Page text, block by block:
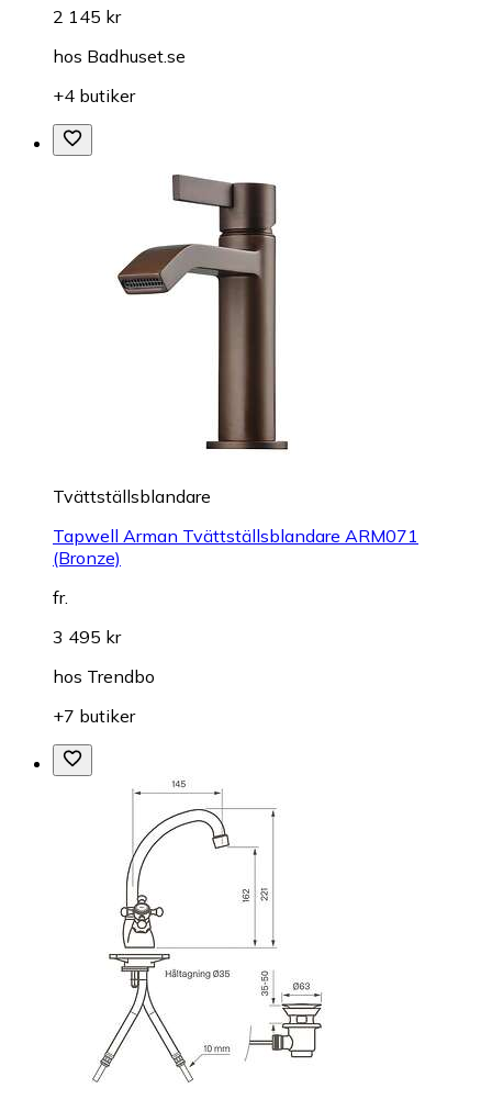
2 145 kr
hos Badhuset.se
+4 butiker
Tvättställsblandare
Tapwell Arman Tvättställsblandare ARM071
(Bronze)
fr.
3 495 kr
hos Trendbo
+7 butiker